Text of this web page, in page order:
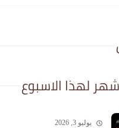
لهذا الاسبوع
يوليو 3, 2026